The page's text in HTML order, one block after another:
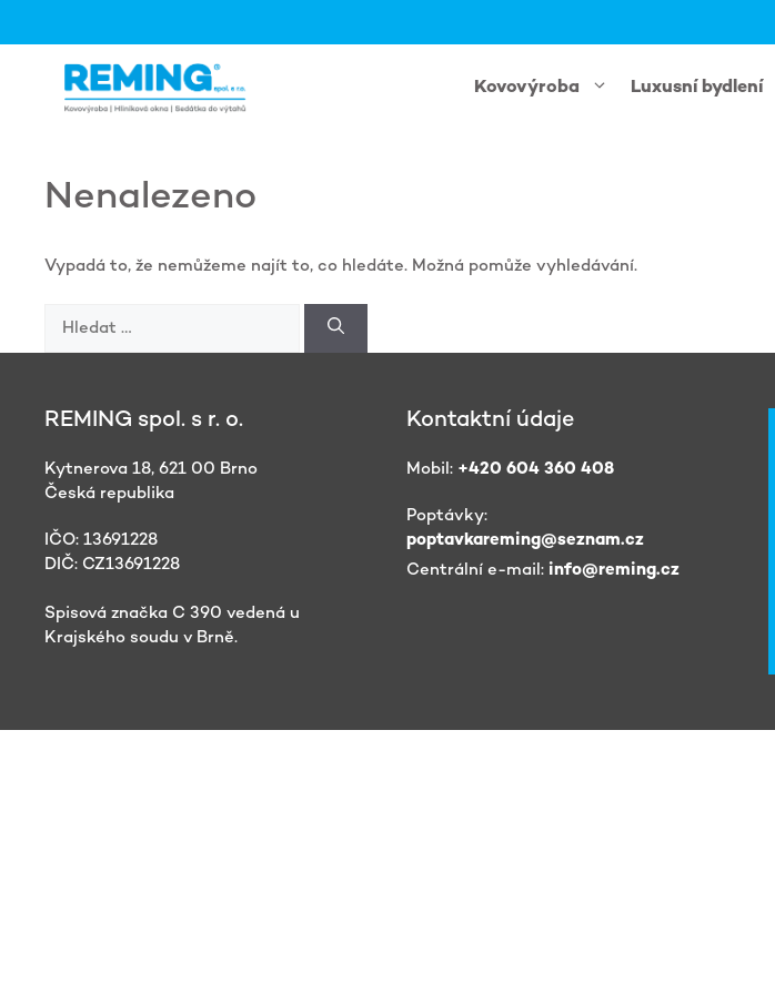
Kovovýroba Luxusní bydlení
Nenalezeno
Vypadá to, že nemůžeme najít to, co hledáte. Možná pomůže vyhledávání.
REMING spol. s r. o.
Kytnerova 18, 621 00 Brno
Česká republika
IČO: 13691228
DIČ: CZ13691228
Spisová značka C 390 vedená u
Krajského soudu v Brně.
Kontaktní údaje
Mobil: +420 604 360 408
Poptávky:
poptavkareming@seznam.cz
Centrální e-mail: info@reming.cz